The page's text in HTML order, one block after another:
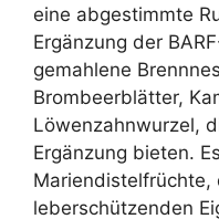
eine abgestimmte
Ergänzung der
gemahlene
Brombeerblätter,
Löwenzahnwurzel,
Ergänzung bieten.
Mariendistelfrüchte,
leberschützenden